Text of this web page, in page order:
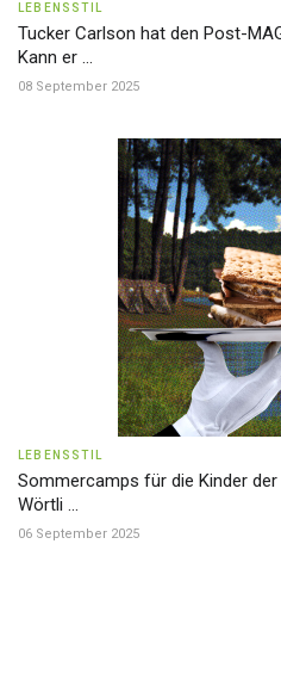
LEBENSSTIL
Tucker Carlson hat den Post-
Kann er ...
08 September 2025
LEBENSSTIL
Sommercamps für die Kinder
Wörtli ...
06 September 2025